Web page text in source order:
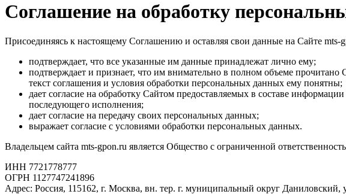
Соглашение на обработку
Присоединяясь к настоящему Соглашению и оставляя свои данные на Сайте
подтверждает, что все указанные им данные принадлежат лично ему;
подтверждает и признает, что им внимательно в полном объеме
текст соглашения и условия обработки персональных данных ему понятны;
дает согласие на обработку Сайтом предоставляемых в составе
последующего исполнения;
дает согласие на передачу своих персональных данных;
выражает согласие с условиями обработки персональных данных.
Владельцем сайта mts-gpon.ru является Общество с ограниченной
ИНН 7721778777
ОГРН 1127747241896
Адрес: Россия, 115162, г. Москва, вн. тер. г. муниципальный округ Даниловский,